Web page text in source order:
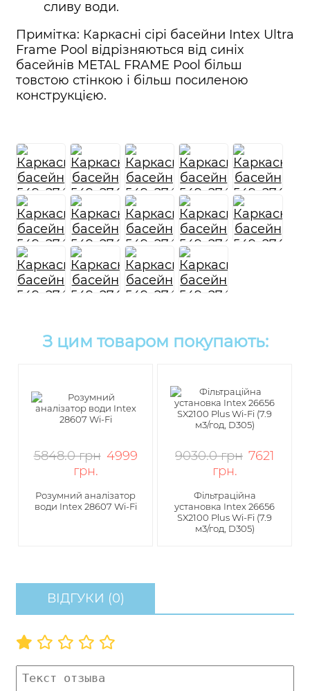
сливу води.
Примітка: Каркасні сірі басейни Intex Ultra
Frame Pool відрізняються від синіх
басейнів METAL FRAME Pool більш
товстою стінкою і більш посиленою
конструкцією.
З цим товаром покупають:
5848.0 грн 4999
грн.
Розумний аналізатор
води Intex 28607 Wi-Fi
9030.0 грн 7621
грн.
Фільтраційна
установка Intex 26656
SX2100 Plus Wi-Fi (7.9
м3/год, D305)
ВІДГУКИ (0)